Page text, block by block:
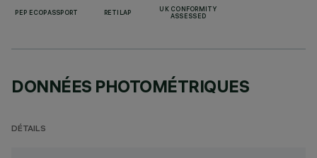
PEP ECOPASSPORT RETILAP
UK CONFORMITY
ASSESSED
DONNÉES PHOTOMÉTRIQUES
DÉTAILS